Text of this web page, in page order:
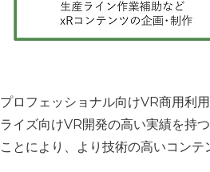
プロフェッショナル向けVR商用利
ライズ向けVR開発の高い実績を持
ことにより、より技術の高いコンテ